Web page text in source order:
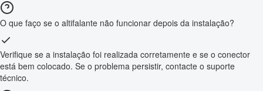
O que faço se o altifalante não funcionar depois da instalação?
Verifique se a instalação foi realizada corretamente e se o conector
está bem colocado. Se o problema persistir, contacte o suporte
técnico.